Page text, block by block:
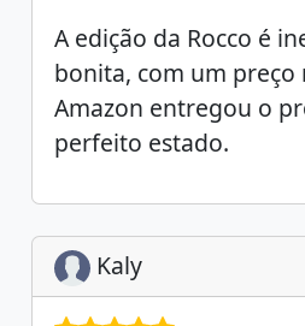
A edição da Rocco é
bonita, com um preço
Amazon entregou o
perfeito estado.
Kaly